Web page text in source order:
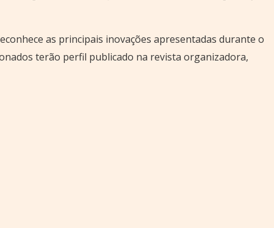
as principais inovações apresentadas durante o
terão perfil publicado na revista organizadora,